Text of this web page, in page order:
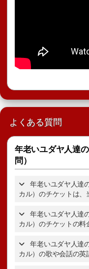
よくある質問
年老いユダヤ人達
問）
年老いユダヤ人達
カル）のチケットは、
年老いユダヤ人達
カル）のチケットの料
年老いユダヤ人達
カル）の歌や会話の英